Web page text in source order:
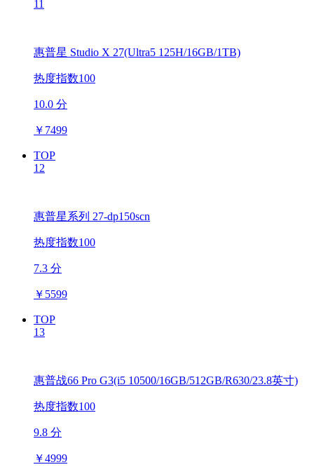
11
惠普星 Studio X 27(Ultra5 125H/16GB/1TB)
热度指数100
10.0 分
￥ 7499
TOP
12
惠普星系列 27-dp150scn
热度指数100
7.3 分
￥ 5599
TOP
13
惠普战66 Pro G3(i5 10500/16GB/512GB/R630/23.8英寸)
热度指数100
9.8 分
￥4999